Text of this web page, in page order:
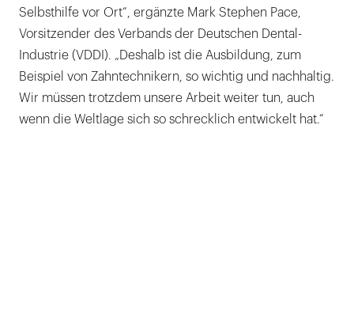
Selbsthilfe vor Ort“, ergänzte Mark Stephen Pace,
Vorsitzender des Verbands der Deutschen Dental-
Industrie (VDDI). „Deshalb ist die Ausbildung, zum
Beispiel von Zahntechnikern, so wichtig und nachhaltig.
Wir müssen trotzdem unsere Arbeit weiter tun, auch
wenn die Weltlage sich so schrecklich entwickelt hat.“